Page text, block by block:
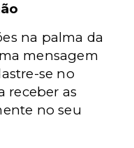
na palma da
mensagem
se no
receber as
no seu